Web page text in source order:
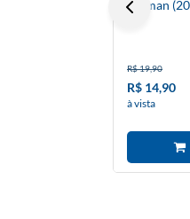
Batman
R$ 19,90
R$ 14,90
à vista